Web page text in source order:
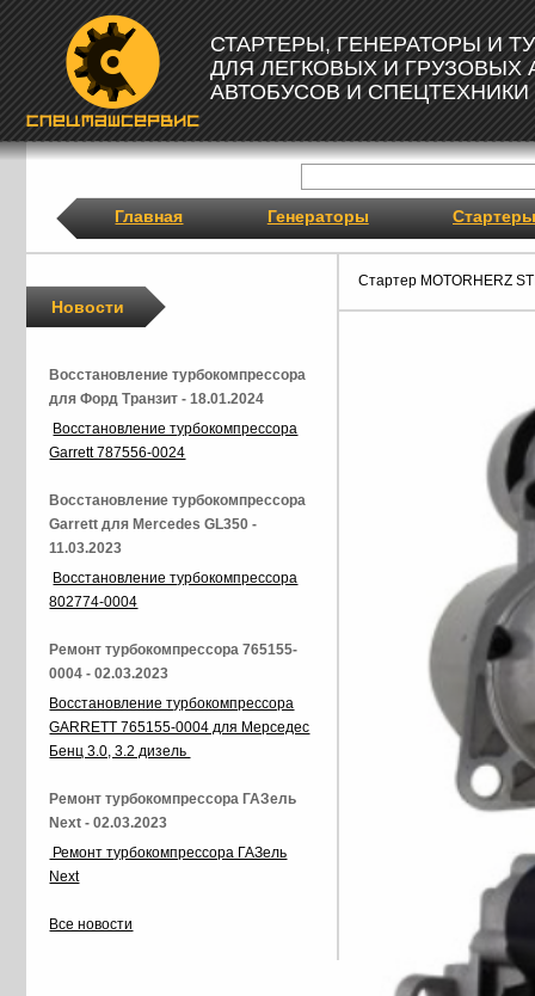
СТАРТЕРЫ, ГЕНЕРАТОРЫ И
ДЛЯ ЛЕГКОВЫХ И ГРУЗОВЫХ
АВТОБУСОВ И СПЕЦТЕХНИКИ
Главная Генераторы Стартеры
Стартер MOTORHERZ
Новости
Восстановление турбокомпрессора
для Форд Транзит - 18.01.2024
Восстановление турбокомпрессора
Garrett 787556-0024
Восстановление турбокомпрессора
Garrett для Mercedes GL350 -
11.03.2023
Восстановление турбокомпрессора
802774-0004
Ремонт турбокомпрессора 765155-
0004 - 02.03.2023
Восстановление турбокомпрессора
GARRETT 765155-0004 для Мерседес
Бенц 3.0, 3.2 дизель
Ремонт турбокомпрессора ГАЗель
Next - 02.03.2023
Ремонт турбокомпрессора ГАЗель
Next
Все новости